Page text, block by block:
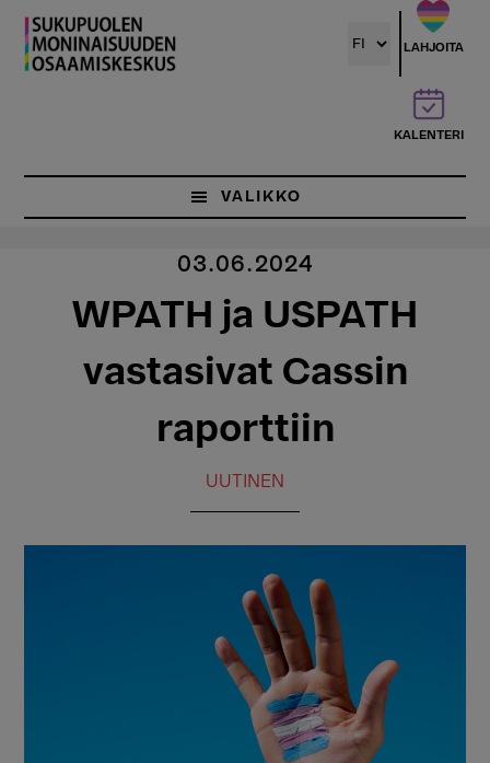
Hyppää
pääsisältöön
LAHJOITA
KALENTERI
VALIKKO
03.06.2024
WPATH ja USPATH
vastasivat Cassin
raporttiin
UUTINEN